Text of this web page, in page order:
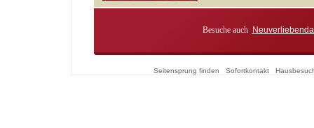
Besuche auch
Seitensprung finden Sofortkontakt